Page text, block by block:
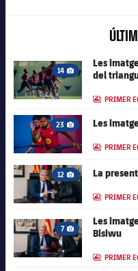
FC Barcelona club
14
Icona de càmera
Les
del
PRIMER
FC Barcelona club
23
Icona de càmera
Les
PRIMER
FC Barcelona club
12
Icona de càmera
La
PRIMER
FC Barcelona club
7
Icona de càmera
Les
Bisiwu
PRIMER